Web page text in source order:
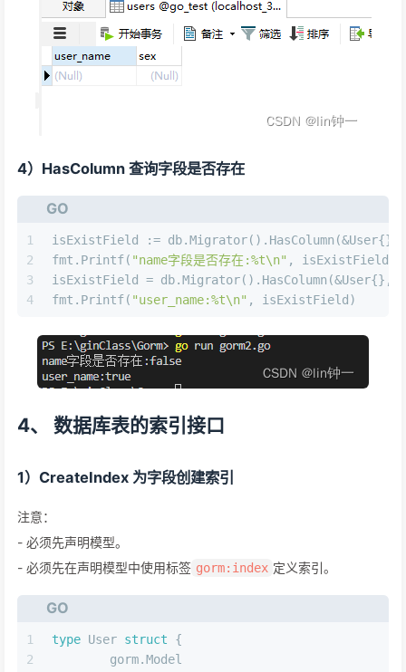
4）HasColumn 查询字段是否存在
GO
1
2
3
4
isExistField := db.Migrator().HasColumn(&User{},
fmt.Printf( "name字段是否存在:%t\n" , isExistField)
isExistField = db.Migrator().HasColumn(&User{},
fmt.Printf( "user_name:%t\n" , isExistField)
4、 数据库表的索引接口
1）CreateIndex 为字段创建索引
注意：
- 必须先声明模型。
- 必须先在声明模型中使用标签 gorm:index 定义索引。
GO
1
2
type User struct {
	gorm.Model